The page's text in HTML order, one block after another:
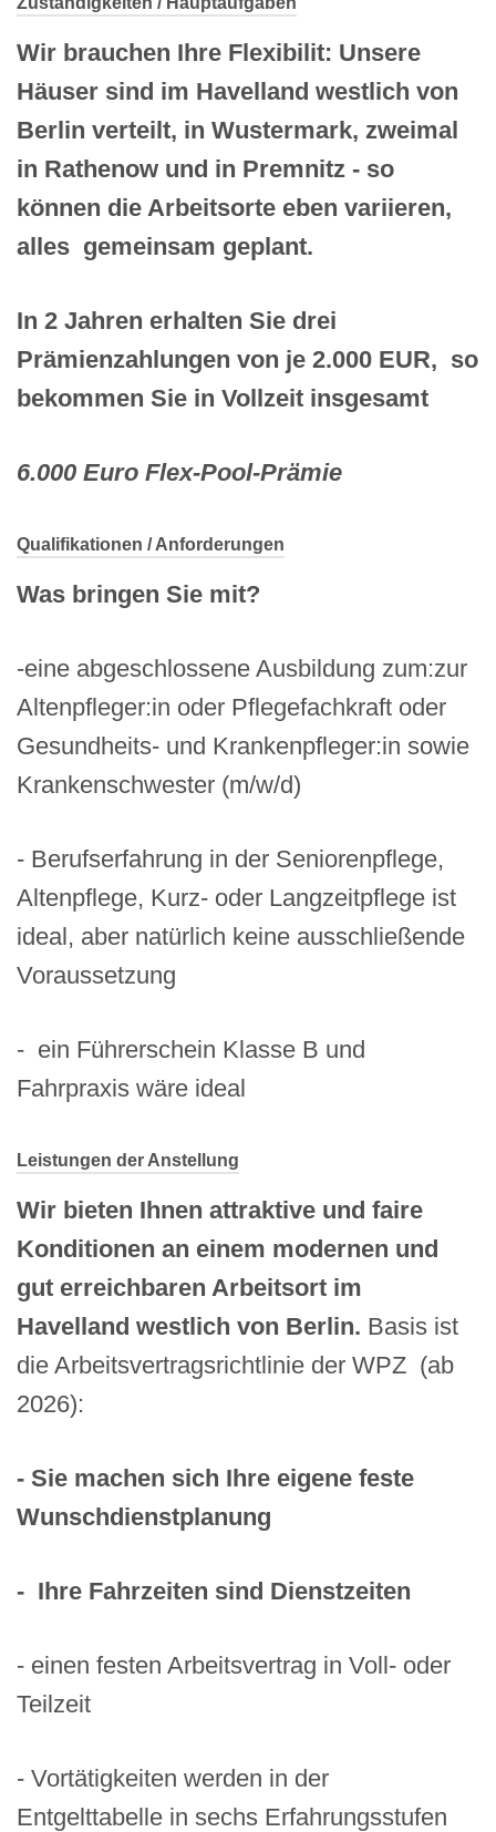
Wir brauchen Ihre Flexibilit: Unsere
Häuser sind im Havelland westlich von
Berlin verteilt, in Wustermark, zweimal
in Rathenow und in Premnitz - so
können die Arbeitsorte eben variieren,
alles gemeinsam geplant.
In 2 Jahren erhalten Sie drei
Prämienzahlungen von je 2.000 EUR, so
bekommen Sie in Vollzeit insgesamt
6.000 Euro Flex-Pool-Prämie
Qualifikationen / Anforderungen
Was bringen Sie mit?
-eine abgeschlossene Ausbildung zum:zur
Altenpfleger:in oder Pflegefachkraft oder
Gesundheits- und Krankenpfleger:in sowie
Krankenschwester (m/w/d)
- Berufserfahrung in der Seniorenpflege,
Altenpflege, Kurz- oder Langzeitpflege ist
ideal, aber natürlich keine ausschließende
Voraussetzung
- ein Führerschein Klasse B und
Fahrpraxis wäre ideal
Leistungen der Anstellung
Wir bieten Ihnen attraktive und faire
Konditionen an einem modernen und
gut erreichbaren Arbeitsort im
Havelland westlich von Berlin. Basis ist
die Arbeitsvertragsrichtlinie der WPZ (ab
2026):
- Sie machen sich Ihre eigene feste
Wunschdienstplanung
- Ihre Fahrzeiten sind Dienstzeiten
- einen festen Arbeitsvertrag in Voll- oder
Teilzeit
- Vortätigkeiten werden in der
Entgelttabelle in sechs Erfahrungsstufen